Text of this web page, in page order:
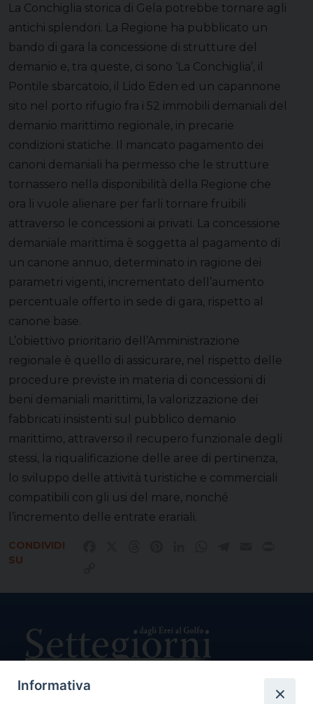
La Conchiglia storica di Gela potrebbe tornare agli
antichi splendori. La Regione ha pubblicato un
bando di gara la concessione di strutture del
demanio e, tra queste, ci sono ‘La Conchiglia’, il
Pontile sbarcatoio, il Lido Eden ed un capannone
sito nel porto rifugio fra i 52 immobili demaniali del
demanio marittimo regionale, in precarie
condizioni statiche. Il mancato pagamento dei
canoni demaniali ha permesso che le strutture
tornassero nella disponibilità della Regione che
ora li vuole alienare per farli tornare fruibili
attraverso le concessioni ai privati. La concessione
demaniale marittima è soggetta al pagamento di
un canone annuo, determinato in ragione dei
parametri vigenti, incrementato dell’aumento
percentuale offerto in sede di gara, rispetto al
canone base.
L’obiettivo prioritario dell’Amministrazione
regionale è quello di assicurare, nel rispetto delle
procedure previste in materia di concessioni di
beni demaniali marittimi, la valorizzazione dei
fabbricati insistenti sul pubblico demanio
marittimo, attraverso il recupero funzionale degli
stessi, la riqualificazione delle aree di pertinenza,
lo sviluppo delle attività turistiche e commerciali
compatibili con gli usi del mare, nonché
l’incremento delle entrate erariali.
CONDIVIDI
SU
Informativa